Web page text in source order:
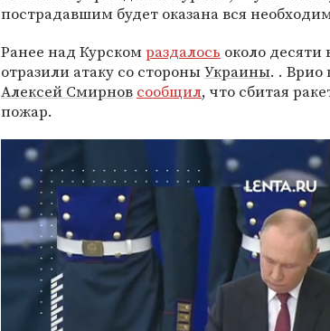
пострадавшим будет оказана вся
Ранее над Курскомраздалось около десяти
отразили атаку со стороныУкраины. . Врио
Алексей Смирнов сообщил, что сбитая
пожар.